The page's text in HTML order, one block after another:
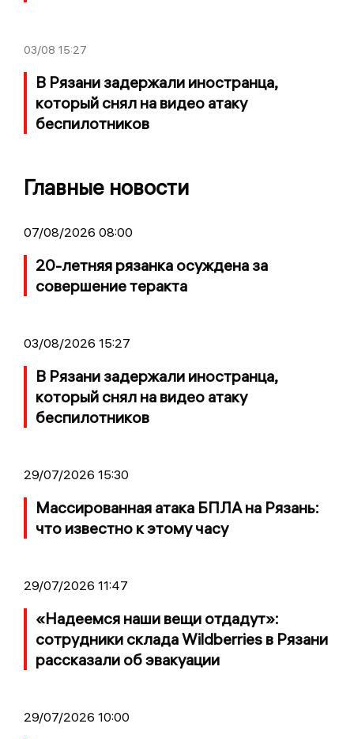
03/08 15:27
В Рязани задержали иностранца,
который снял на видео атаку
беспилотников
Главные новости
07/08/2026 08:00
20-летняя рязанка осуждена за
совершение теракта
03/08/2026 15:27
В Рязани задержали иностранца,
который снял на видео атаку
беспилотников
29/07/2026 15:30
Массированная атака БПЛА на Рязань:
что известно к этому часу
29/07/2026 11:47
«Надеемся наши вещи отдадут»:
сотрудники склада Wildberries в Рязани
рассказали об эвакуации
29/07/2026 10:00